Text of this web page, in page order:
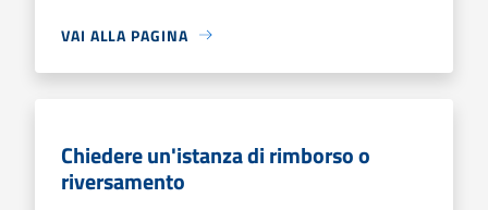
VAI ALLA PAGINA
Chiedere un'istanza di rimborso o
riversamento